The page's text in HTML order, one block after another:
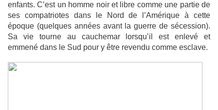
enfants. C’est un homme noir et libre comme une partie de
ses compatriotes dans le Nord de l’Amérique à cette
époque (quelques années avant la guerre de sécession).
Sa vie tourne au cauchemar lorsqu’il est enlevé et
emmené dans le Sud pour y être revendu comme esclave.